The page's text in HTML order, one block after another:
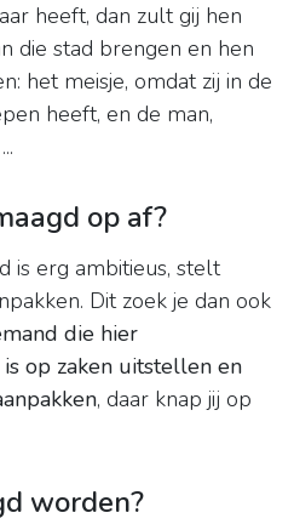
heeft, dan zult gij hen
die stad brengen en hen
het meisje, omdat zij in de
heeft, en de man,
op af?
is erg ambitieus, stelt
Dit zoek je dan ook
die hier
op zaken uitstellen en
, daar knap jij op
worden?